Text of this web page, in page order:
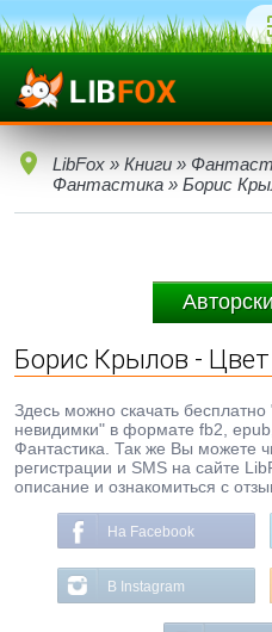
LibFox » Книги »
Фантастика » Борис
Борис Крылов -
Здесь можно скачать
невидимки" в формате fb2,
Фантастика. Так же Вы можете
регистрации и SMS на сайте
описание и ознакомиться с
На Facebook
В Instagram